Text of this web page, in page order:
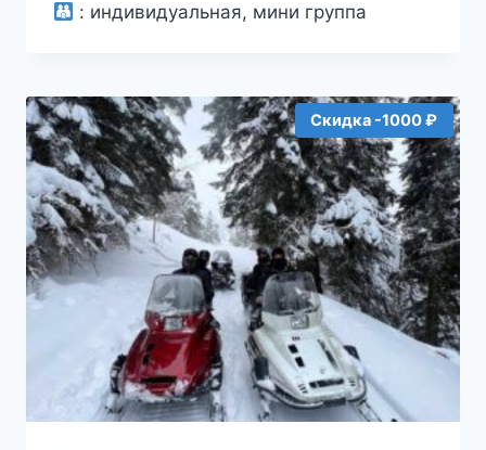
составляла
4000₽.
: индивидуальная, мини группа
Скидка -1000 ₽